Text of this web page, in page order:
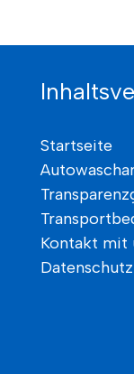
Startseite
Kontakt mit
Datenschutz